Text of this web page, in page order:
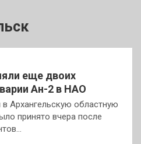
еще двоих
Ан-2 в НАО
Архангельскую областную
принято вчера после